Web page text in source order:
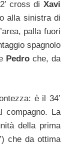
cross di Xavi
alla sinistra di
palla fuori
spagnolo
Pedroche, da
è il 34’
compagno. La
della prima
che da ottima